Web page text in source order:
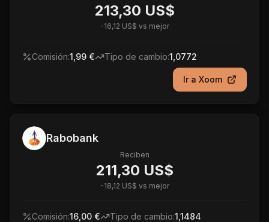
213,30 US$
-16,12 US$ vs mejor
Comisión:1,99 € Tipo de cambio:1,0772
Ir a Xoom
Rabobank
Reciben
211,30 US$
-18,12 US$ vs mejor
Comisión:16,00 € Tipo de cambio:1,1484